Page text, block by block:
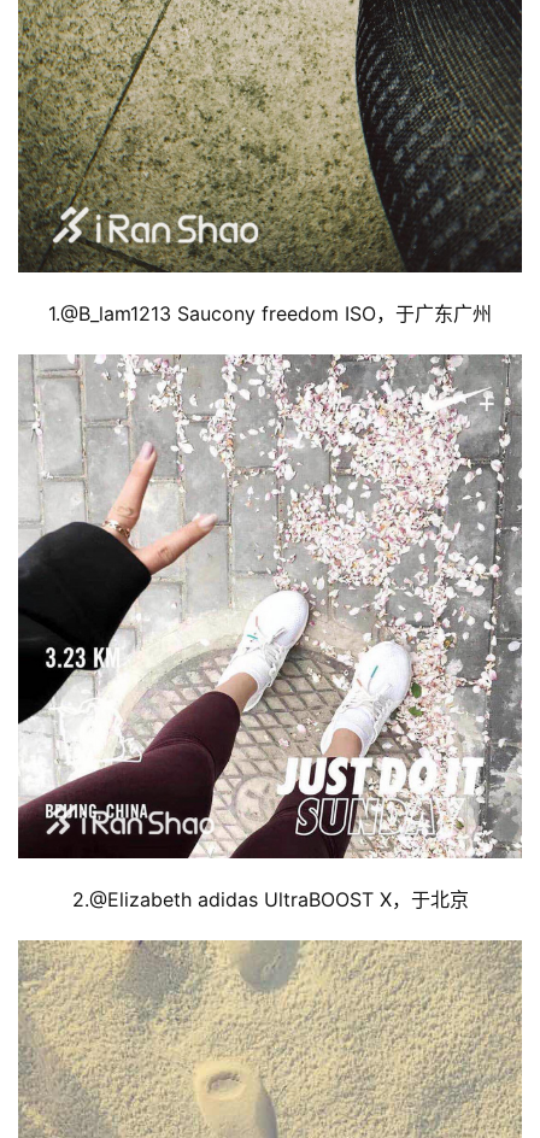
1.@B_lam1213 Saucony freedom ISO，于广东广州
2.@Elizabeth adidas UltraBOOST X，于北京